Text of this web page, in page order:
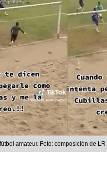
amateur. Foto: composición de LR